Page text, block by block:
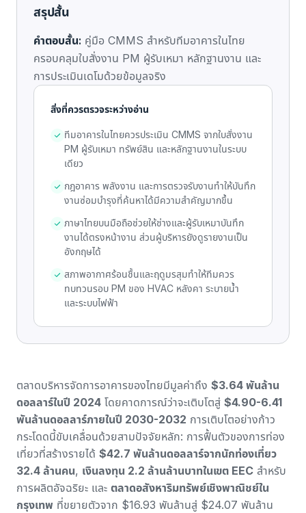
สรุปสั้น
คำตอบสั้น: คู่มือ CMMS สำหรับทีมอาคารในไทย
ครอบคลุมใบสั่งงาน PM ผู้รับเหมา หลักฐานงาน และ
การประเมินเดโมด้วยข้อมูลจริง
สิ่งที่ควรตรวจระหว่างอ่าน
ทีมอาคารในไทยควรประเมิน CMMS จากใบสั่งงาน
PM ผู้รับเหมา ทรัพย์สิน และหลักฐานงานในระบบ
เดียว
กฎอาคาร พลังงาน และการตรวจรับงานทำให้บันทึก
งานซ่อมบำรุงที่ค้นหาได้มีความสำคัญมากขึ้น
ภาษาไทยบนมือถือช่วยให้ช่างและผู้รับเหมาบันทึก
งานได้ตรงหน้างาน ส่วนผู้บริหารยังดูรายงานเป็น
อังกฤษได้
สภาพอากาศร้อนชื้นและฤดูมรสุมทำให้ทีมควร
ทบทวนรอบ PM ของ HVAC หลังคา ระบายน้ำ
และระบบไฟฟ้า
ตลาดบริหารจัดการอาคารของไทยมีมูลค่าถึง $3.64 พันล้าน
ดอลลาร์ในปี 2024 โดยคาดการณ์ว่าจะเติบโตสู่ $4.90-6.41
พันล้านดอลลาร์ภายในปี 2030-2032 การเติบโตอย่างก้าว
กระโดดนี้ขับเคลื่อนด้วยสามปัจจัยหลัก: การฟื้นตัวของการท่อง
เที่ยวที่สร้างรายได้ $42.7 พันล้านดอลลาร์จากนักท่องเที่ยว
32.4 ล้านคน, เงินลงทุน 2.2 ล้านล้านบาทในเขต EEC สำหรับ
การผลิตอัจฉริยะ และ ตลาดอสังหาริมทรัพย์เชิงพาณิชย์ใน
กรุงเทพ ที่ขยายตัวจาก $16.93 พันล้านสู่ $24.07 พันล้าน